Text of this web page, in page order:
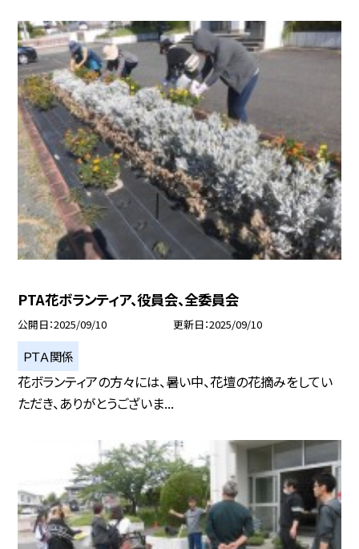
PTA花ボランティア、役員会、全委員会
公開日 2025/09/10 更新日 2025/09/10
ＰＴＡ関係
花ボランティアの方々には、暑い中、花壇の花摘みをしてい
ただき、ありがとうございま...